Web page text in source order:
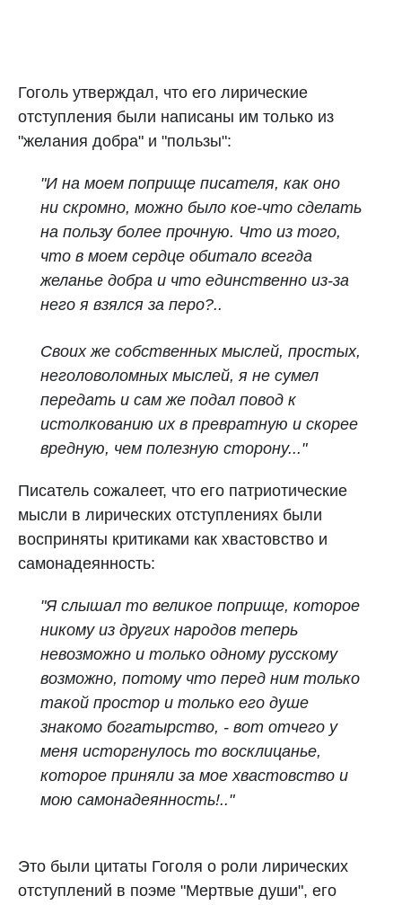
Гоголь утверждал, что его лирические
отступления были написаны им только из
"желания добра" и "пользы":
"И на моем поприще писателя, как оно
ни скромно, можно было кое-что сделать
на пользу более прочную. Что из того,
что в моем сердце обитало всегда
желанье добра и что единственно из-за
него я взялся за перо?..
Своих же собственных мыслей, простых,
неголоволомных мыслей, я не сумел
передать и сам же подал повод к
истолкованию их в превратную и скорее
вредную, чем полезную сторону..."
Писатель сожалеет, что его патриотические
мысли в лирических отступлениях были
восприняты критиками как хвастовство и
самонадеянность:
"Я слышал то великое поприще, которое
никому из других народов теперь
невозможно и только одному русскому
возможно, потому что перед ним только
такой простор и только его душе
знакомо богатырство, - вот отчего у
меня исторгнулось то восклицанье,
которое приняли за мое хвастовство и
мою самонадеянность!.."
Это были цитаты Гоголя о роли лирических
отступлений в поэме "Мертвые души", его